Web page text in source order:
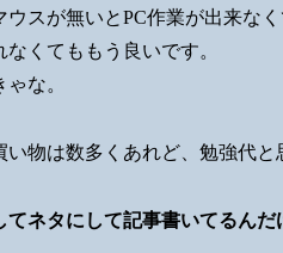
スが無いとPC作業が出来な
くてももう良いです。
な。
い物は数多くあれど、勉強代と
ネタにして記事書いてるんだ